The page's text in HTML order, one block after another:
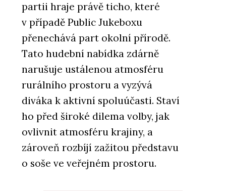
partii hraje právě ticho, které
v případě Public Jukeboxu
přenechává part okolní přírodě.
Tato hudební nabídka zdárně
narušuje ustálenou atmosféru
rurálního prostoru a vyzývá
diváka k aktivní spoluúčasti. Staví
ho před široké dilema volby, jak
ovlivnit atmosféru krajiny, a
zároveň rozbíjí zažitou představu
o soše ve veřejném prostoru.